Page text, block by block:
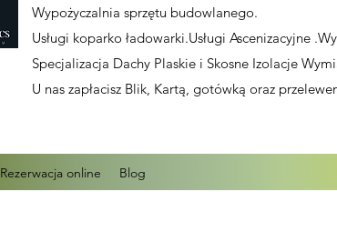
Wypożyczalnia sprzętu budowlanego.
Usługi koparko ładowarki.Usługi Ascenizacyjne
Specjalizacja Dachy Plaskie i Skosne Izolacje
U nas zapłacisz Blik, Kartą, gotówką oraz
Rezerwacja online Blog